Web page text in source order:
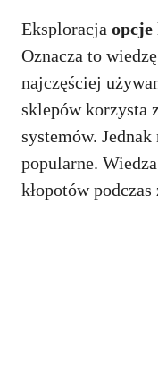
Eksploracja opcje
Oznacza to
najczęściej
sklepów korzysta
systemów.
popularne.
kłopotów podczas